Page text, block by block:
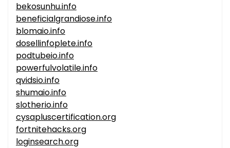
bekosunhu.info
beneficialgrandiose.info
blomaio.info
dosellinfoplete.info
podtubeio.info
powerfulvolatile.info
qvidsio.info
shumaio.info
slotherio.info
cysapluscertification.org
fortnitehacks.org
loginsearch.org